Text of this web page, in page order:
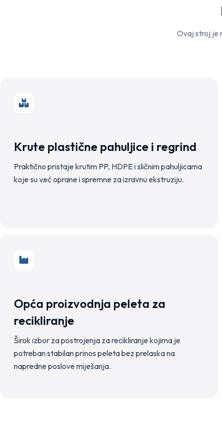
Ovaj stroj je
Krute plastične pahuljice i regrind
Praktično pristaje krutim PP, HDPE i sličnim pahuljicama
koje su već oprane i spremne za izravnu ekstruziju.
Opća proizvodnja peleta za
recikliranje
Širok izbor za postrojenja za recikliranje kojima je
potreban stabilan prinos peleta bez prelaska na
napredne poslove miješanja.